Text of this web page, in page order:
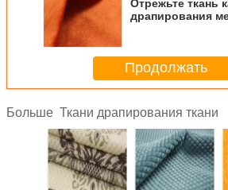
Отрежьте ткань
драпирования
Продолжать
Больше Ткани драпирования ткани